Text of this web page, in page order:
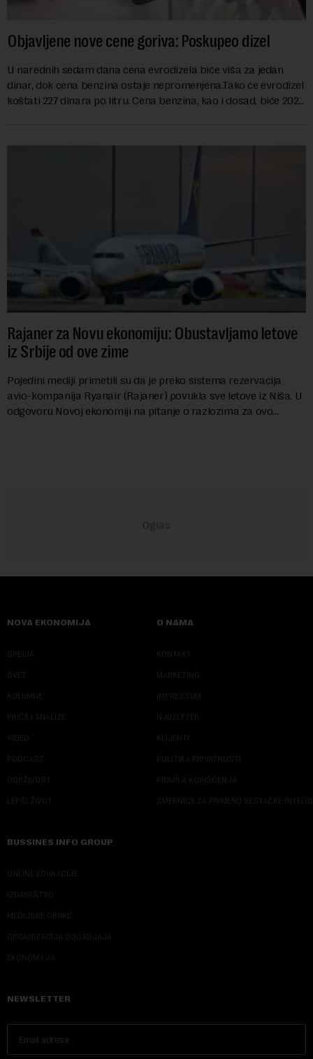
Objavljene nove cene goriva: Poskupeo dizel
U narednih sedam dana cena evrodizela biće viša za jedan
dinar, dok cena benzina ostaje nepromenjena.Tako će evrodizel
koštati 227 dinara po litru. Cena benzina, kao i dosad, biće 202
Rajaner za Novu ekonomiju: Obustavljamo letove
iz Srbije od ove zime
Pojedini mediji primetili su da je preko sistema rezervacija
avio-kompanija Ryanair (Rajaner) povukla sve letove iz Niša. U
odgovoru Novoj ekonomiji na pitanje o razlozima za ovo
NOVA EKONOMIJA
SRBIJA
SVET
KOLUMNE
PRIČE I ANALIZE
VIDEO
PODCAST
ODRŽIVOST
LEPŠI ŽIVOT
O NAMA
KONTAKT
MARKETING
IMPRESSUM
NJUZLETER
KLIJENTI
POLITIKA PRIVATNOSTI
PRAVILA KORIŠĆENJA
SMERNICE ZA PRIMENU VEŠTAČKE
BUSSINES INFO GROUP
ONLINE EDUKACIJE
IZDAVAŠTVO
MEDIJSKE OBUKE
ORGANIZACIJA DOGADJAJA
EKONOM I JA
NEWSLETTER